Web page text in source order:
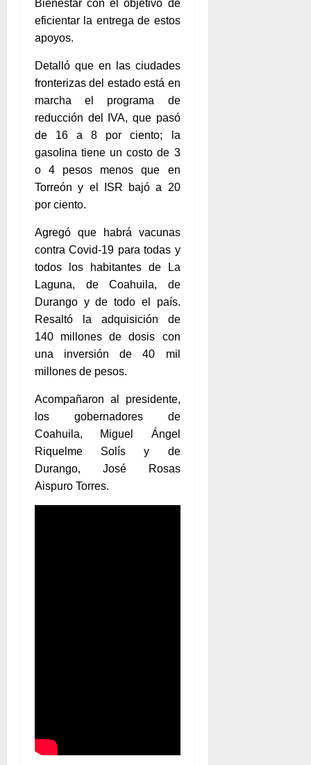
Bienestar con el objetivo de
eficientar la entrega de estos
apoyos.
Detalló que en las ciudades
fronterizas del estado está en
marcha el programa de
reducción del IVA, que pasó
de 16 a 8 por ciento; la
gasolina tiene un costo de 3
o 4 pesos menos que en
Torreón y el ISR bajó a 20
por ciento.
Agregó que habrá vacunas
contra Covid-19 para todas y
todos los habitantes de La
Laguna, de Coahuila, de
Durango y de todo el país.
Resaltó la adquisición de
140 millones de dosis con
una inversión de 40 mil
millones de pesos.
Acompañaron al presidente,
los gobernadores de
Coahuila, Miguel Ángel
Riquelme Solís y de
Durango, José Rosas
Aispuro Torres.